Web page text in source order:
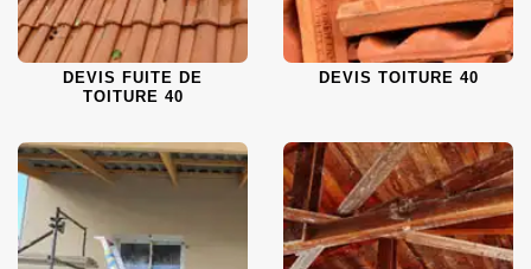
DEVIS FUITE DE
TOITURE 40
DEVIS TOITURE 40